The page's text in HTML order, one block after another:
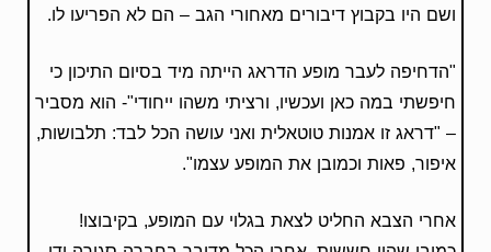
ושם היו בקבוץ דיבורים מאחורי הגב – הם לא הפריעו לו.
"הדחיפה לעבר מופע הדראג הייתה מיד בסיום התיכון כי
חיפשתי במה כאן ועכשיו, ורציתי משהו ייחודי"- הוא מסביר
– "דראג זו אמנות טוטאלית ואני עושה הכל לבד: תלבושות,
איפור, פאות וכמובן את המופע עצמו".
אחרי הצבא החליט לצאת בגלוי עם המופע, בקיבוצו!